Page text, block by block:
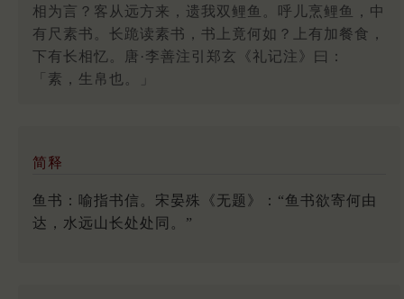
相为言？客从远方来，遗我双鲤鱼。呼儿烹鲤鱼，中
有尺素书。长跪读素书，书上竟何如？上有加餐食，
下有长相忆。唐·李善注引郑玄《礼记注》曰：
「素，生帛也。」
简释
鱼书：喻指书信。宋晏殊《无题》：“鱼书欲寄何由
达，水远山长处处同。”